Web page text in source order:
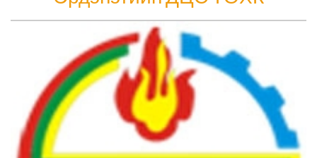
Эрдэнэтийн ДЦС ТӨХК